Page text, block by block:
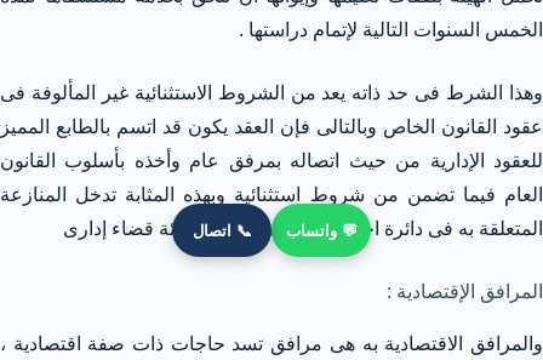
الخمس السنوات التالية لإتمام دراستها .
وهذا الشرط فى حد ذاته يعد من الشروط الاستثنائية غير المألوفة فى
عقود القانون الخاص وبالتالى فإن العقد يكون قد اتسم بالطابع المميز
للعقود الإدارية من حيث اتصاله بمرفق عام وأخذه بأسلوب القانون
العام فيما تضمن من شروط استثنائية وبهذه المثابة تدخل المنازعة
المتعلقة به فى دائرة اختصاص مجلس الدولة بهيئة قضاء إدارى
المرافق الإقتصادية :
والمرافق الاقتصادية به هى مرافق تسد حاجات ذات صفة اقتصادية ،
💬 واتساب 📞 اتصال